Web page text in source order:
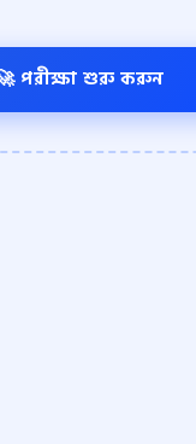
পরীক্ষা শুরু করুন